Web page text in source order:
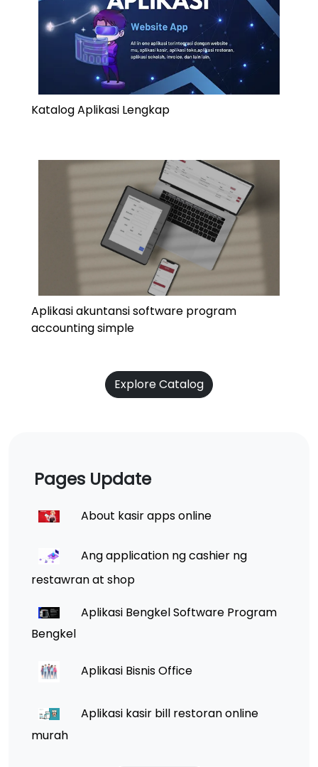
Katalog Aplikasi Lengkap
Aplikasi akuntansi software program
accounting simple
Explore Catalog
Pages Update
About kasir apps online
Ang application ng cashier ng
restawran at shop
Aplikasi Bengkel Software Program
Bengkel
Aplikasi Bisnis Office
Aplikasi kasir bill restoran online
murah